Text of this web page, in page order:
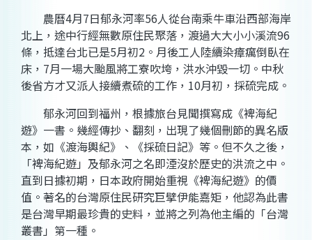
農曆4月7日郁永河率56人從台南乘牛車沿西部海岸
北上，途中行經無數原住民聚落，渡過大大小小溪流96
條，抵達台北已是5月初2。月後工人陸續染瘴癘倒臥在
床，7月一場大颱風將工寮吹垮，洪水沖毀一切。中秋
後省方才又派人接續煮硫的工作，10月初，採硫完成。
郁永河回到福州，根據旅台見聞撰寫成《裨海紀
遊》一書。幾經傳抄、翻刻，出現了幾個刪節的異名版
本，如《渡海輿紀》、《採硫日記》等。但不久之後，
「裨海紀遊」及郁永河之名即湮沒於歷史的洪流之中。
直到日據初期，日本政府開始重視《裨海紀遊》的價
值。著名的台灣原住民研究巨擘伊能嘉矩，他認為此書
是台灣早期最珍貴的史料，並將之列為他主編的「台灣
叢書」第一種。